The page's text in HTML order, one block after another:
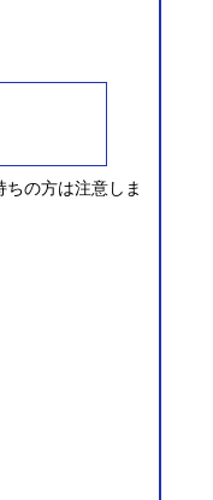
の方は注意しま